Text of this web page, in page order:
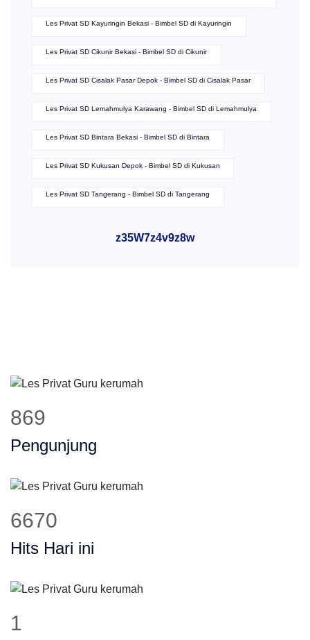
Les Privat SD Kayuringin Bekasi - Bimbel SD di Kayuringin
Les Privat SD Cikunir Bekasi - Bimbel SD di Cikunir
Les Privat SD Cisalak Pasar Depok - Bimbel SD di Cisalak Pasar
Les Privat SD Lemahmulya Karawang - Bimbel SD di Lemahmulya
Les Privat SD Bintara Bekasi - Bimbel SD di Bintara
Les Privat SD Kukusan Depok - Bimbel SD di Kukusan
Les Privat SD Tangerang - Bimbel SD di Tangerang
z35W7z4v9z8w
869
Pengunjung
6670
Hits Hari ini
1